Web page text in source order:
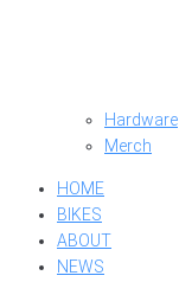
Hardware
Merch
HOME
BIKES
ABOUT
NEWS